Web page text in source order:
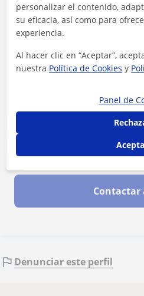
Al hacer clic, aceptas nuestroaviso
Contactar
Denunciar este perfil
personalizar el contenido,
su eficacia, así como para
experiencia.
Al hacer clic en “Aceptar”,
nuestra Política de Cookies y
Panel de